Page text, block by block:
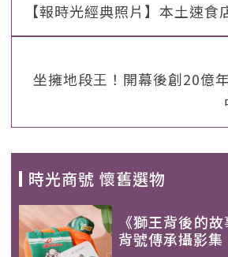
【報時光經典照片】本土速食
坐擁地段王！開幕後創20億
時光商號 懷舊選物
《獅王背後的
背號傳承攝影集